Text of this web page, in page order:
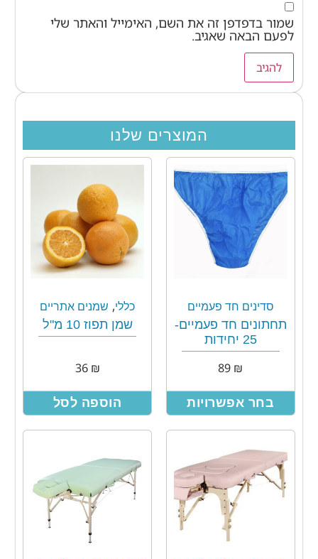
המוצרים שלנו
סדינים חד פעמיים
תחתונים חד פעמיים-
25 יחידות
₪
בחר אפשרויות
כללי, שמנים אתריים
שמן תפוז 10 מ"ל
₪
36
הוספה לסל
שמור בדפדפן זה את השם, האימייל והאתר שלי
לפעם הבאה שאגיב.